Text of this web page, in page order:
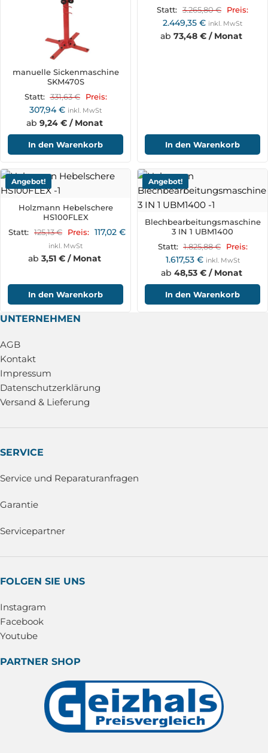
manuelle Sickenmaschine
SKM470S
Statt: 331,63€ Preis:
307,94€ inkl. MwSt
ab 9,24 € / Monat
In den Warenkorb
Statt: 3.265,80€ Preis:
2.449,35 € inkl. MwSt
ab 73,48 € / Monat
In den Warenkorb
Angebot!
Holzmann Hebelschere
HS100FLEX
Statt: 125,13€ Preis: 117,02 €
inkl. MwSt
ab 3,51 € / Monat
In den Warenkorb
Angebot!
Blechbearbeitungsmaschine
3 IN 1 UBM1400
Statt: 1.825,88€ Preis:
1.617,53 € inkl. MwSt
ab 48,53 € / Monat
In den Warenkorb
UNTERNEHMEN
AGB
Kontakt
Impressum
Datenschutzerklärung
Versand & Lieferung
SERVICE
Service und Reparaturanfragen
Garantie
Servicepartner
FOLGEN SIE UNS
Instagram
Facebook
Youtube
PARTNER SHOP